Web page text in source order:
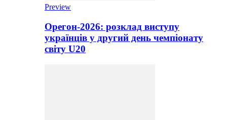
Preview
Орегон-2026: розклад виступу
українців у другий день чемпіонату
світу U20